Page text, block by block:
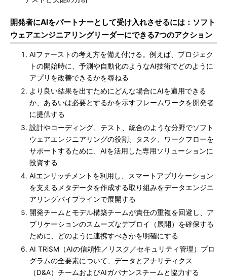
開発者にAIをパートナーとして受け入れさせるには：ソフト
ウェアエンジニアリングリーダーにできる7つのアクション
AIファーストの考え方を備え付ける。例えば、プロジェク
トの開始時に、予測や自動化のようなAI技術でどのように
アプリを改善できるかを尋ねる
より良い結果を出すためにどんな場合にAIを適用できる
か、あるいは必要とするかを示すフレームワークを開発者
に提供する
設計やコーディング、テスト、統合のような分野でソフト
ウェアエンジニアリングの役割、タスク、ワークフローを
サポートするために、AIを活用した専用ソリューションに
投資する
AIエンリッチメントを利用し、スマートアプリケーション
を支えるメタデータを作成する取り組みをデータエンジニ
アリングパイプラインで展開する
開発チームとモデル構築チームが責任の重複を回避し、ア
プリケーションのスムーズなデプロイ（展開）を確保する
ために、どのように連携すべきかを明確にする
AI TRiSM（AIの信頼性／リスク／セキュリティ管理）プロ
グラムの全要素について、データとアナリティクス
（D&A）チームおよびAIガバナンスチームと協力する